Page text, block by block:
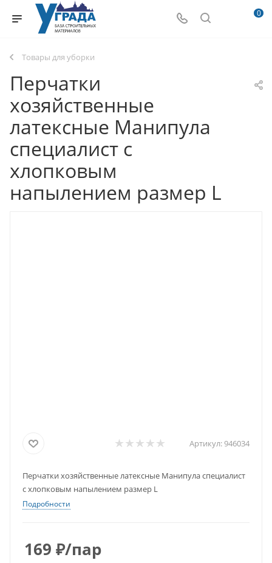
0
Товары для уборки
Перчатки
хозяйственные
латексные Манипула
специалист с
хлопковым
напылением размер L
Артикул:946034
Перчатки хозяйственные латексные Манипула специалист
с хлопковым напылением размер L
Подробности
169 ₽/пар